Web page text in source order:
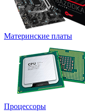
Материнские платы
Процессоры